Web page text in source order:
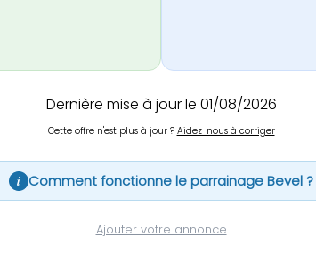
Dernière mise à jour le 01/08/2026
Cette offre n'est plus à jour ? Aidez-nous à corriger
i Comment fonctionne le parrainage Bevel ?
Ajouter votre annonce